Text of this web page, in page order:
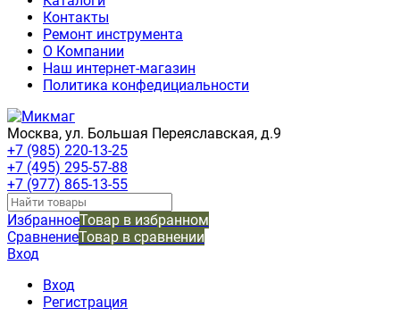
Контакты
Ремонт инструмента
О Компании
Наш интернет-магазин
Политика конфедициальности
Москва, ул. Большая Переяславская, д.9
+7 (985) 220-13-25
+7 (495) 295-57-88
+7 (977) 865-13-55
ИзбранноеТовар в избранном
СравнениеТовар в сравнении
Вход
Вход
Регистрация